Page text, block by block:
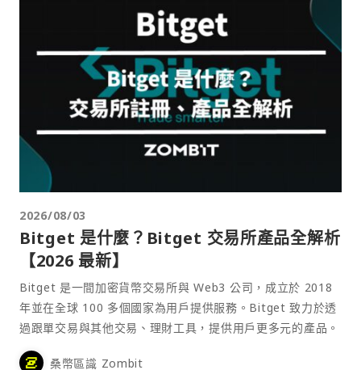
2026/08/03
Bitget 是什麼？Bitget 交易所產品全解析
【2026 最新】
Bitget 是一間加密貨幣交易所與 Web3 公司，成立於 2018
年並在全球 100 多個國家為用戶提供服務。Bitget 致力於透
過跟單交易與其他交易、理財工具，提供用戶更多元的產品。
桑幣區識 Zombit